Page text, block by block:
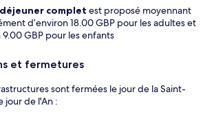
complet est proposé moyennant
d’environ 18.00 GBP pour les adultes et
9.00 GBP pour les enfants
et fermetures
sont fermées le jour de la Saint-
jour de l'An :